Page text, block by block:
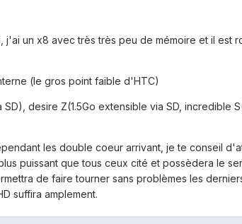
un x8 avec très très peu de mémoire et il est
(le gros point faible d'HTC)
desire Z(1.5Go extensible via SD, incredible
les double coeur arrivant, je te conseil
puissant que tous ceux cité et possèdera le
de faire tourner sans problèmes les
suffira amplement.